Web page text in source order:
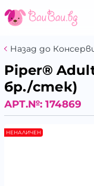
Назад до
Piper®
бр./стек)
АРТ.№: 174869
НЕНАЛИЧЕН